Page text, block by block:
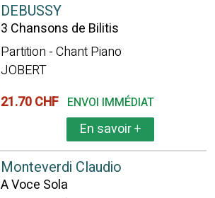
DEBUSSY
3 Chansons de Bilitis
Partition - Chant Piano
JOBERT
21.70 CHF ENVOI IMMÉDIAT
En savoir+
Monteverdi Claudio
A Voce Sola